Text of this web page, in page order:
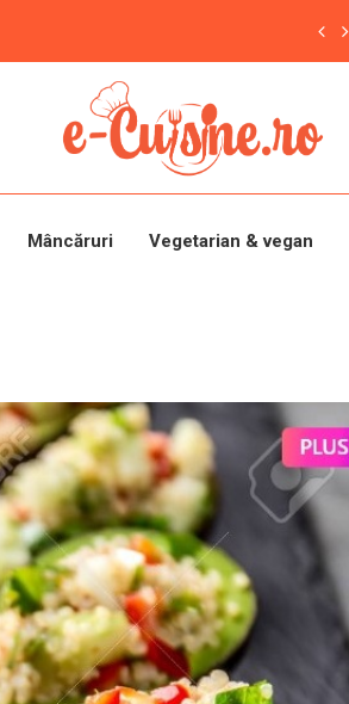
Mâncăruri Vegetarian & vegan